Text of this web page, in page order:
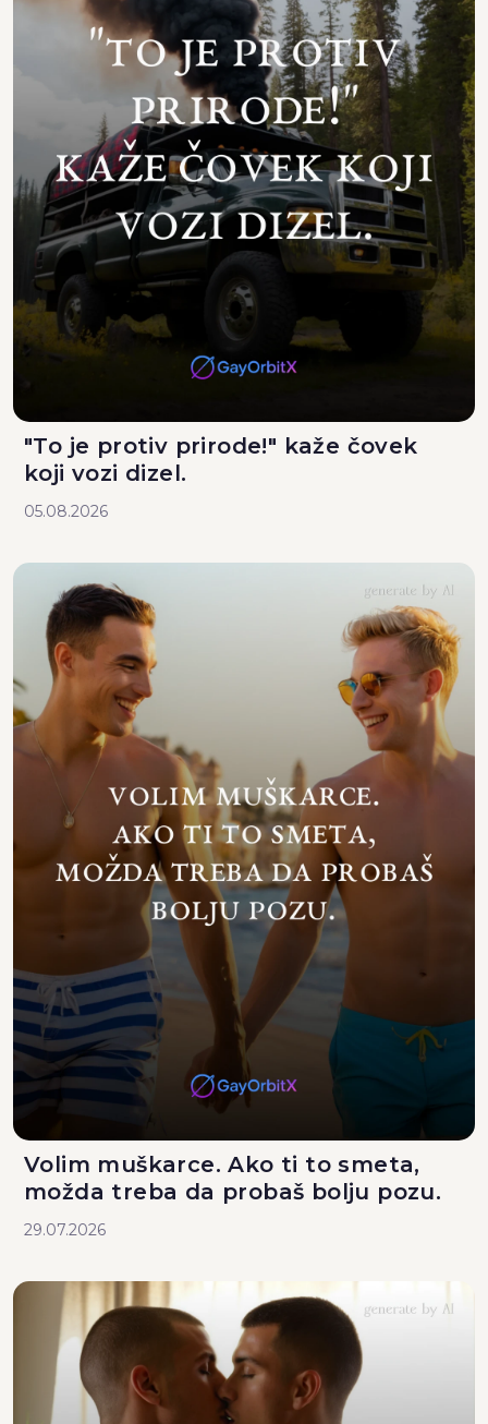
"To je protiv prirode!" kaže čovek
koji vozi dizel.
05.08.2026
Volim muškarce. Ako ti to smeta,
možda treba da probaš bolju pozu.
29.07.2026